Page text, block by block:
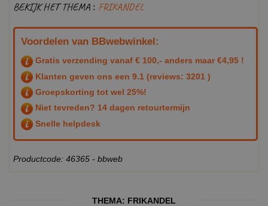
BEKIJK HET THEMA : FRIKANDEL
Voordelen van BBwebwinkel:
Gratis verzending vanaf € 100,- anders maar €4,95 !
Klanten geven ons een 9.1 (reviews: 3201 )
Groepskorting tot wel 25%!
Niet tevreden? 14 dagen retourtermijn
Snelle helpdesk
Productcode: 46365 - bbweb
THEMA: FRIKANDEL